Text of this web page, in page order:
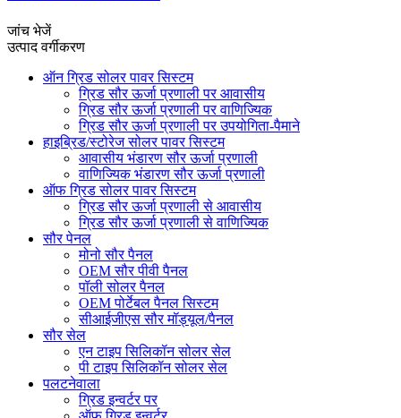
जांच भेजें
उत्पाद वर्गीकरण
ऑन ग्रिड सोलर पावर सिस्टम
ग्रिड सौर ऊर्जा प्रणाली पर आवासीय
ग्रिड सौर ऊर्जा प्रणाली पर वाणिज्यिक
ग्रिड सौर ऊर्जा प्रणाली पर उपयोगिता-पैमाने
हाइब्रिड/स्टोरेज सोलर पावर सिस्टम
आवासीय भंडारण सौर ऊर्जा प्रणाली
वाणिज्यिक भंडारण सौर ऊर्जा प्रणाली
ऑफ ग्रिड सोलर पावर सिस्टम
ग्रिड सौर ऊर्जा प्रणाली से आवासीय
ग्रिड सौर ऊर्जा प्रणाली से वाणिज्यिक
सौर पेनल
मोनो सौर पैनल
OEM सौर पीवी पैनल
पॉली सोलर पैनल
OEM पोर्टेबल पैनल सिस्टम
सीआईजीएस सौर मॉड्यूल/पैनल
सौर सेल
एन टाइप सिलिकॉन सोलर सेल
पी टाइप सिलिकॉन सोलर सेल
पलटनेवाला
ग्रिड इन्वर्टर पर